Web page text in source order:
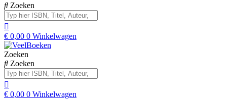
Zoeken
€ 0,00 0 Winkelwagen
Zoeken
Zoeken
€ 0,00 0 Winkelwagen